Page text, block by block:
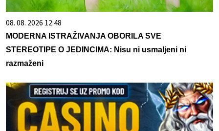
08. 08. 2026 12:48
MODERNA ISTRAŽIVANJA OBORILA SVE
STEREOTIPE O JEDINCIMA: Nisu ni usmaljeni ni
razmaženi